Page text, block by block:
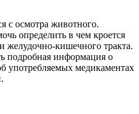
с осмотра животного.
определить в чем кроется
желудочно-кишечного тракта.
подробная информация о
употребляемых медикаментах